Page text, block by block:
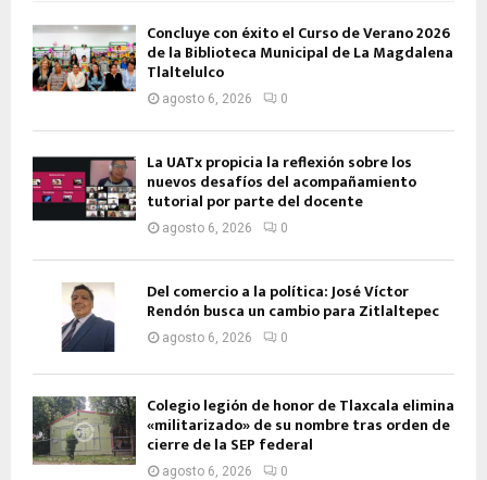
Concluye con éxito el Curso de Verano 2026
de la Biblioteca Municipal de La Magdalena
Tlaltelulco
agosto 6, 2026 0
La UATx propicia la reflexión sobre los
nuevos desafíos del acompañamiento
tutorial por parte del docente
agosto 6, 2026 0
Del comercio a la política: José Víctor
Rendón busca un cambio para Zitlaltepec
agosto 6, 2026 0
Colegio legión de honor de Tlaxcala elimina
«militarizado» de su nombre tras orden de
cierre de la SEP federal
agosto 6, 2026 0